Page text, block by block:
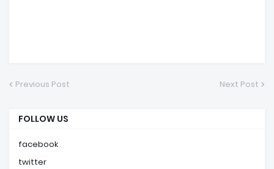
Previous Post Next Post
FOLLOW US
facebook
twitter